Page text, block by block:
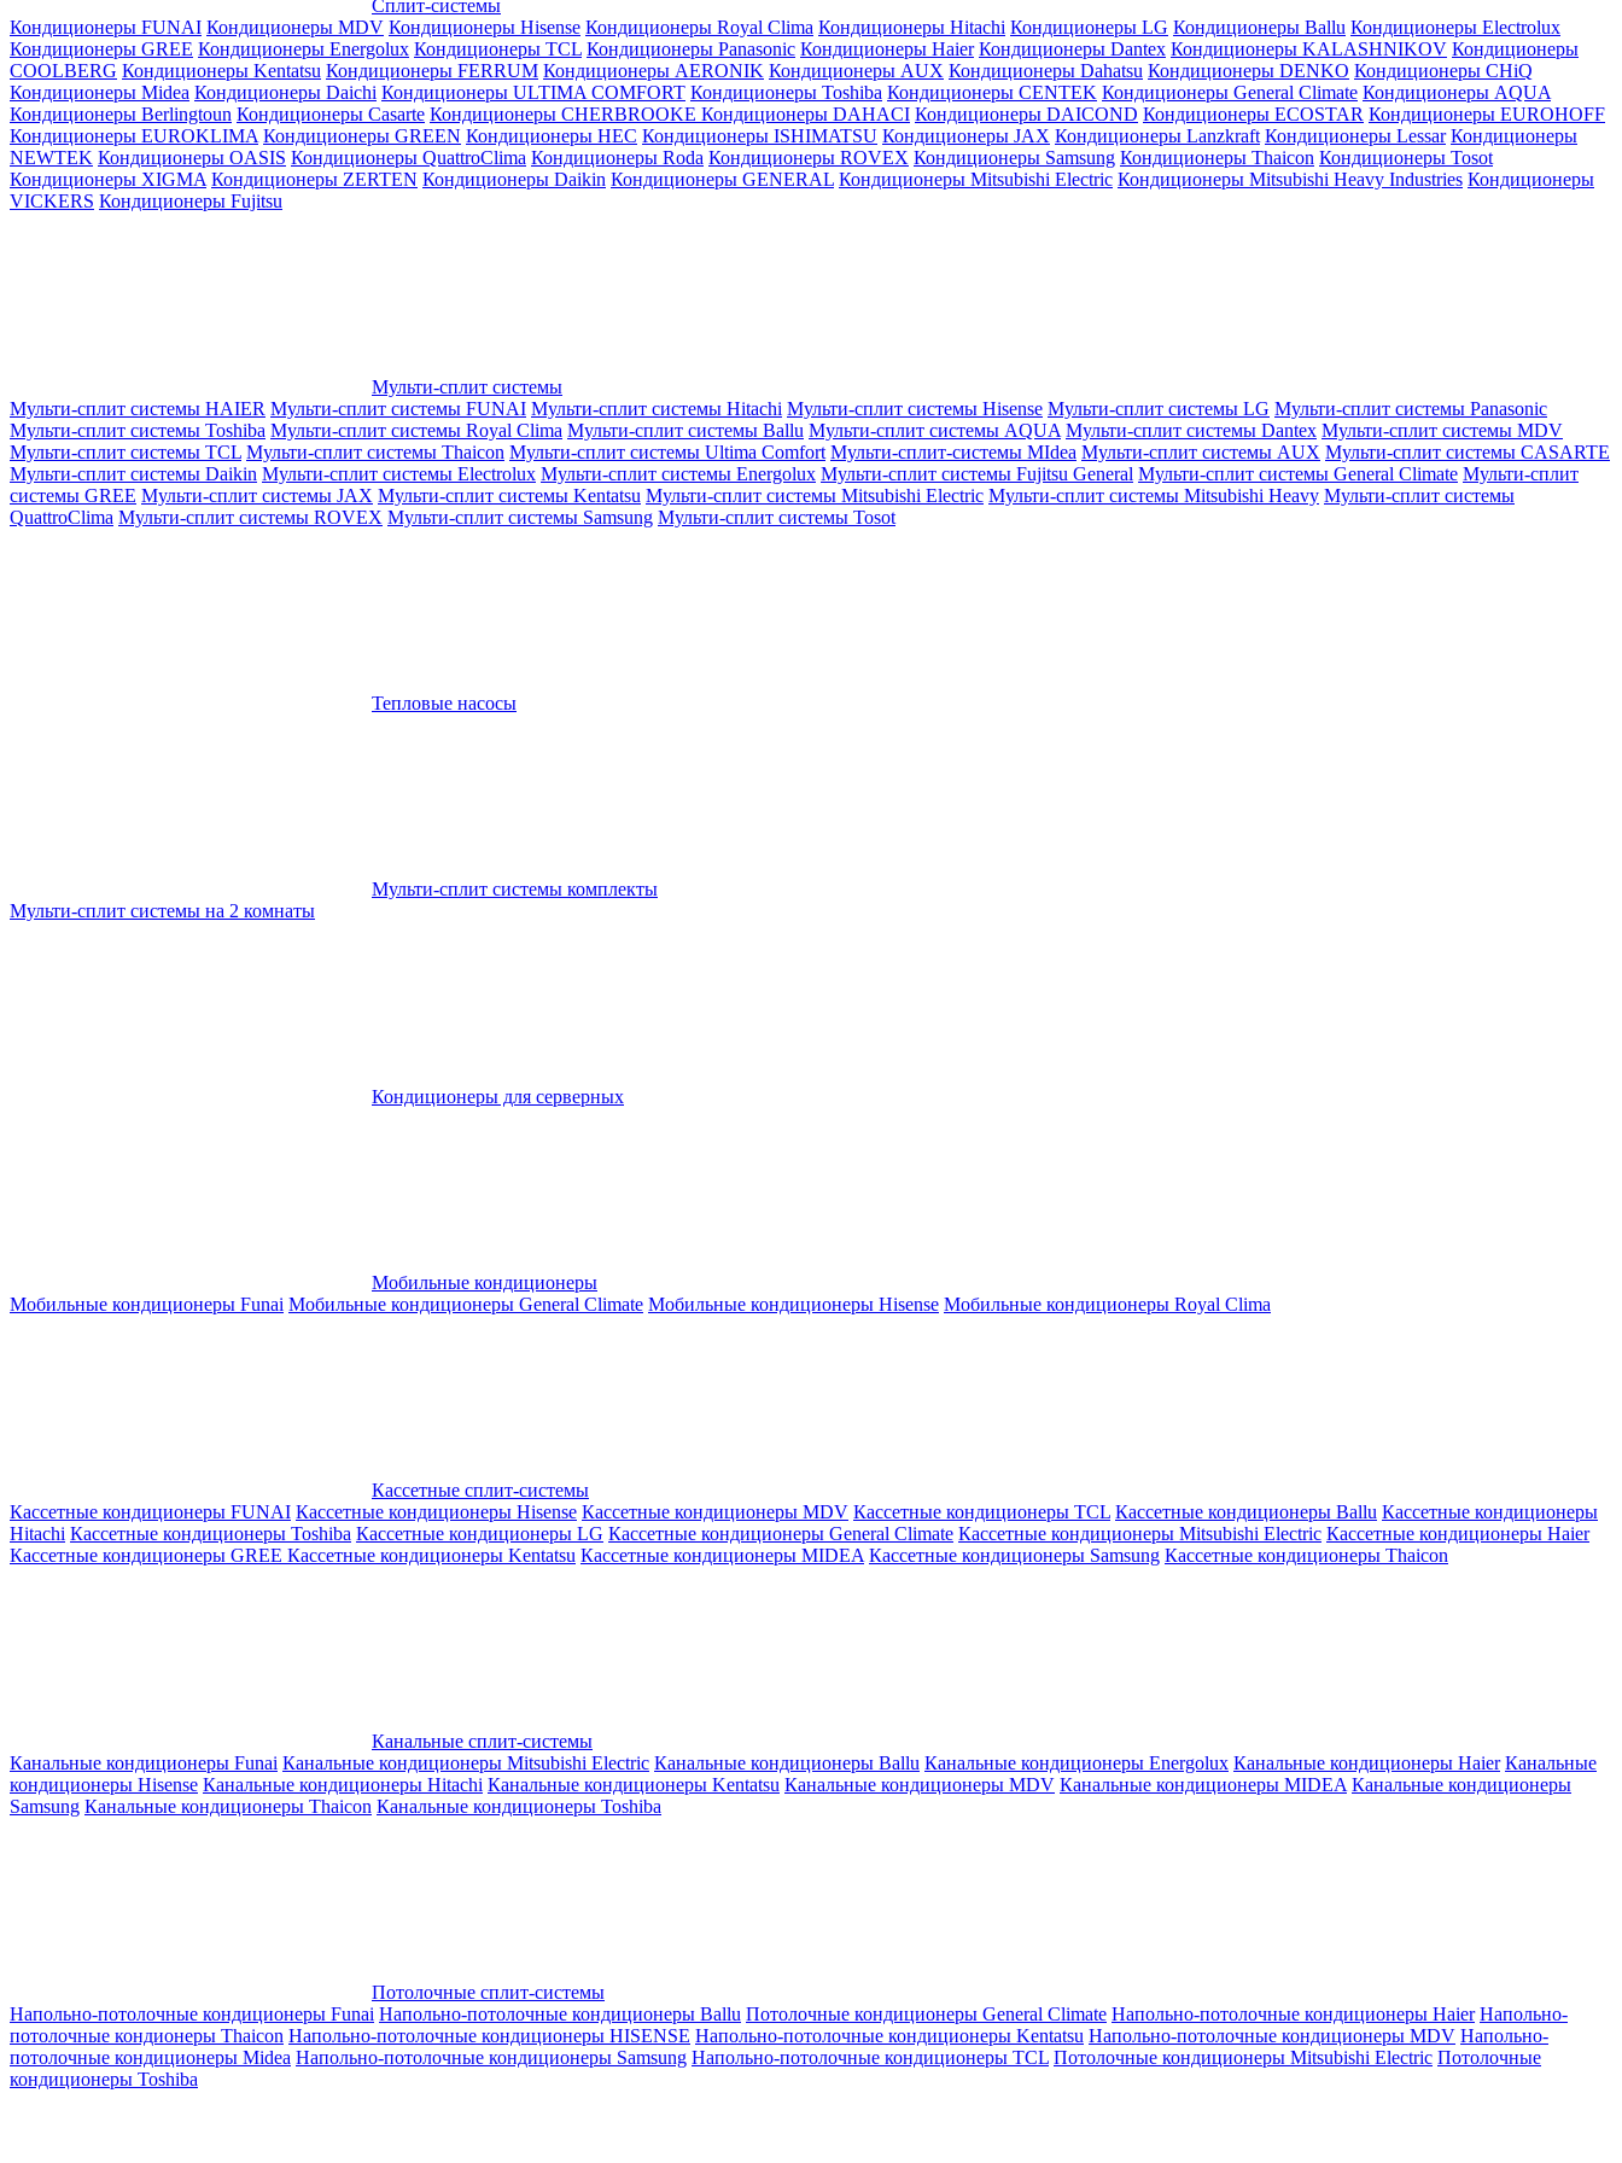
Сплит-системы
Кондиционеры FUNAI Кондиционеры MDV Кондиционеры Hisense Кондиционеры Royal Clima Кондиционеры Hitachi Кондиционеры LG Кондиционеры Ballu Кондиционеры Electrolux
Кондиционеры GREE Кондиционеры Energolux Кондиционеры TCL Кондиционеры Panasonic Кондиционеры Haier Кондиционеры Dantex Кондиционеры KALASHNIKOV Кондиционеры
СOOLBERG Кондиционеры Kentatsu Кондиционеры FERRUM Кондиционеры AERONIK Кондиционеры AUX Кондиционеры Dahatsu Кондиционеры DENKO Кондиционеры CHiQ
Кондиционеры Midea Кондиционеры Daichi Кондиционеры ULTIMA COMFORT Кондиционеры Toshiba Кондиционеры CENTEK Кондиционеры General Climate Кондиционеры AQUA
Кондиционеры Berlingtoun Кондиционеры Casarte Кондиционеры CHERBROOKE Кондиционеры DAHACI Кондиционеры DAICOND Кондиционеры ECOSTAR Кондиционеры EUROHOFF
Кондиционеры EUROKLIMA Кондиционеры GREEN Кондиционеры HEC Кондиционеры ISHIMATSU Кондиционеры JAX Кондиционеры Lanzkraft Кондиционеры Lessar Кондиционеры
NEWTEK Кондиционеры OASIS Кондиционеры QuattroClima Кондиционеры Roda Кондиционеры ROVEX Кондиционеры Samsung Кондиционеры Thaicon Кондиционеры Tosot
Кондиционеры XIGMA Кондиционеры ZERTEN Кондиционеры Daikin Кондиционеры GENERAL Кондиционеры Mitsubishi Electric Кондиционеры Mitsubishi Heavy Industries Кондиционеры
VICKERS Кондиционеры Fujitsu
Мульти-сплит системы
Мульти-сплит системы HAIER Мульти-сплит системы FUNAI Мульти-сплит системы Hitachi Мульти-сплит системы Hisense Мульти-сплит системы LG Мульти-сплит системы Panasonic
Мульти-сплит системы Toshiba Мульти-сплит системы Royal Clima Мульти-сплит системы Ballu Мульти-сплит системы AQUA Мульти-сплит системы Dantex Мульти-сплит системы MDV
Мульти-сплит системы TCL Мульти-сплит системы Thaicon Мульти-сплит системы Ultima Comfort Мульти-сплит-системы MIdea Мульти-сплит системы AUX Мульти-сплит системы CASARTE
Мульти-сплит системы Daikin Мульти-сплит системы Electrolux Мульти-сплит системы Energolux Мульти-сплит системы Fujitsu General Мульти-сплит системы General Climate Мульти-сплит
системы GREE Мульти-сплит системы JAX Мульти-сплит системы Kentatsu Мульти-сплит системы Mitsubishi Electric Мульти-сплит системы Mitsubishi Heavy Мульти-сплит системы
QuattroClima Мульти-сплит системы ROVEX Мульти-сплит системы Samsung Мульти-сплит системы Tosot
Тепловые насосы
Мульти-сплит системы комплекты
Мульти-сплит системы на 2 комнаты
Кондиционеры для серверных
Мобильные кондиционеры
Мобильные кондиционеры Funai Мобильные кондиционеры General Climate Мобильные кондиционеры Hisense Мобильные кондиционеры Royal Clima
Кассетные сплит-системы
Кассетные кондиционеры FUNAI Кассетные кондиционеры Hisense Кассетные кондиционеры MDV Кассетные кондиционеры TCL Кассетные кондиционеры Ballu Кассетные кондиционеры
Hitachi Кассетные кондиционеры Toshiba Кассетные кондиционеры LG Кассетные кондиционеры General Climate Кассетные кондиционеры Mitsubishi Electric Кассетные кондиционеры Haier
Кассетные кондиционеры GREE Кассетные кондиционеры Kentatsu Кассетные кондиционеры MIDEA Кассетные кондиционеры Samsung Кассетные кондиционеры Thaicon
Канальные сплит-системы
Канальные кондиционеры Funai Канальные кондиционеры Mitsubishi Electric Канальные кондиционеры Ballu Канальные кондиционеры Energolux Канальные кондиционеры Haier Канальные
кондиционеры Hisense Канальные кондиционеры Hitachi Канальные кондиционеры Kentatsu Канальные кондиционеры MDV Канальные кондиционеры MIDEA Канальные кондиционеры
Samsung Канальные кондиционеры Thaicon Канальные кондиционеры Toshiba
Потолочные сплит-системы
Напольно-потолочные кондиционеры Funai Напольно-потолочные кондиционеры Ballu Потолочные кондиционеры General Climate Напольно-потолочные кондиционеры Haier Напольно-
потолочные кондионеры Thaicon Напольно-потолочные кондиционеры HISENSE Напольно-потолочные кондиционеры Kentatsu Напольно-потолочные кондиционеры MDV Напольно-
потолочные кондиционеры Midea Напольно-потолочные кондиционеры Samsung Напольно-потолочные кондиционеры TCL Потолочные кондиционеры Mitsubishi Electric Потолочные
кондиционеры Toshiba